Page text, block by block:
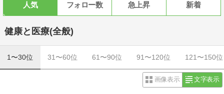
人気 フォロー数 急上昇 新着
健康と医療(全般)
1〜30位 31〜60位 61〜90位 91〜120位 121〜150位
画像表示 文字表示